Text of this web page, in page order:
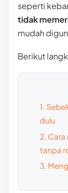
seperti
tidak
mudah
Berikut
1.
dulu
2.
tanpa
3.